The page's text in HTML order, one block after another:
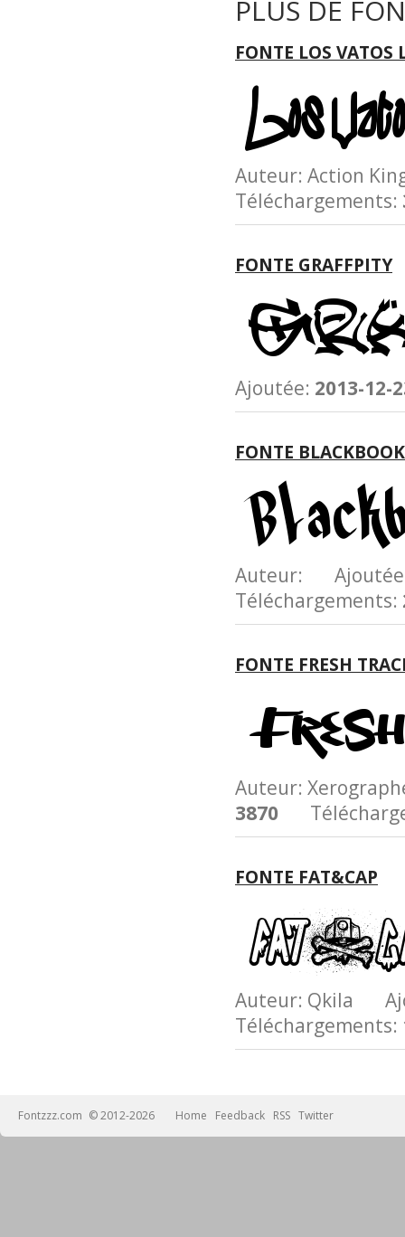
PLUS DE
FONTE LOS VATOS
Auteur: Action
Téléchargements:
FONTE GRAFFPITY
Ajoutée: 2013-12-
FONTE
Auteur:
Téléchargements:
FONTE FRESH
Auteur:
3870
FONTE FAT&CAP
Auteur: Qkila
Téléchargements:
Fontzzz.com © 2012-2026 Home Feedback RSS Twitter